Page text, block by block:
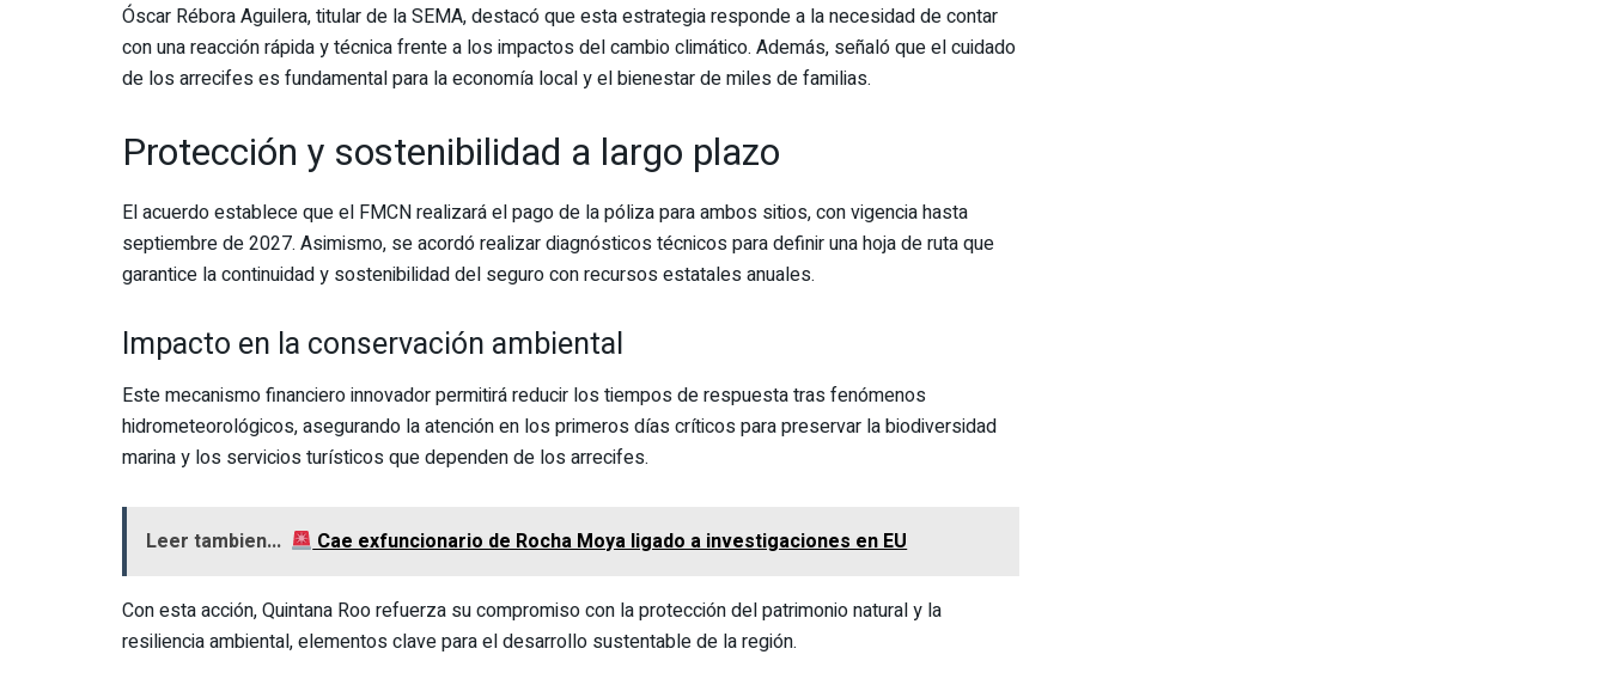
Óscar Rébora Aguilera, titular de la SEMA, destacó que esta estrategia responde a la necesidad de contar
con una reacción rápida y técnica frente a los impactos del cambio climático. Además, señaló que el cuidado
de los arrecifes es fundamental para la economía local y el bienestar de miles de familias.
Protección y sostenibilidad a largo plazo
El acuerdo establece que el FMCN realizará el pago de la póliza para ambos sitios, con vigencia hasta
septiembre de 2027. Asimismo, se acordó realizar diagnósticos técnicos para definir una hoja de ruta que
garantice la continuidad y sostenibilidad del seguro con recursos estatales anuales.
Impacto en la conservación ambiental
Este mecanismo financiero innovador permitirá reducir los tiempos de respuesta tras fenómenos
hidrometeorológicos, asegurando la atención en los primeros días críticos para preservar la biodiversidad
marina y los servicios turísticos que dependen de los arrecifes.
Leer tambien... Cae exfuncionario de Rocha Moya ligado a investigaciones en EU
Con esta acción, Quintana Roo refuerza su compromiso con la protección del patrimonio natural y la
resiliencia ambiental, elementos clave para el desarrollo sustentable de la región.